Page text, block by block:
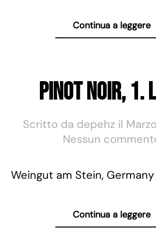
Continua a leggere
Pinot Noir, 1.
Scritto da depehz il
Nessun
Weingut am Stein, Germany
Continua a leggere